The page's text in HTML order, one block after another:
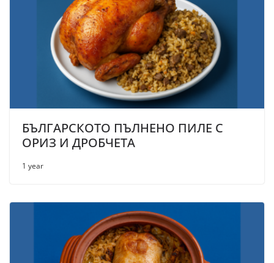
БЪЛГАРСКОТО ПЪЛНЕНО ПИЛЕ С
ОРИЗ И ДРОБЧЕТА
1 year